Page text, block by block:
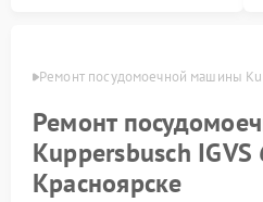
Ремонт посудомоечной машины
Ремонт
Kuppersbusch
Красноярске